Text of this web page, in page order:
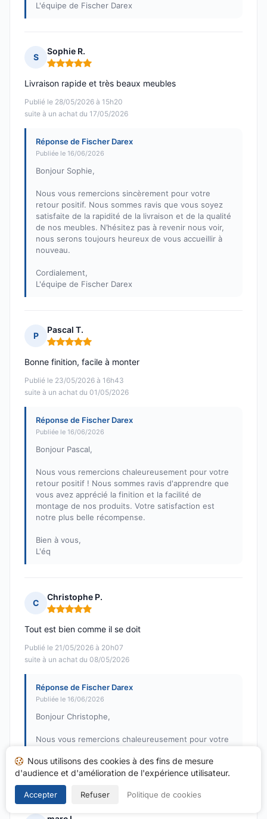
L'équipe de Fischer Darex
S
Sophie R.
Note : 5 sur 5
Publié le 28/05/2026 à 15h20
suite à un achat du 17/05/2026
Livraison rapide et très beaux meubles
Réponse de Fischer Darex
Publiée le 16/06/2026
Bonjour Sophie,
Nous vous remercions sincèrement pour votre
retour positif. Nous sommes ravis que vous soyez
satisfaite de la rapidité de la livraison et de la qualité
de nos meubles. N’hésitez pas à revenir nous voir,
nous serons toujours heureux de vous accueillir à
nouveau.
Cordialement,
L'équipe de Fischer Darex
P
Pascal T.
Note : 5 sur 5
Publié le 23/05/2026 à 16h43
suite à un achat du 01/05/2026
Bonne finition, facile à monter
Réponse de Fischer Darex
Publiée le 16/06/2026
Bonjour Pascal,
Nous vous remercions chaleureusement pour votre
retour positif ! Nous sommes ravis d'apprendre que
vous avez apprécié la finition et la facilité de
montage de nos produits. Votre satisfaction est
notre plus belle récompense.
Bien à vous,
L'éq
C
Christophe P.
Note : 5 sur 5
Publié le 21/05/2026 à 20h07
suite à un achat du 08/05/2026
Tout est bien comme il se doit
Réponse de Fischer Darex
Publiée le 16/06/2026
Bonjour Christophe,
Nous vous remercions chaleureusement pour votre
vous êtes satisfait de votre expérience chez Fischer
Darex. Votre satisfaction est notre plus
Nous utilisons des cookies à des fins de mesure
d'audience et d'amélioration de l'expérience utilisateur.
Accepter Refuser Politique de cookies